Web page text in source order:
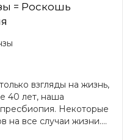
= Роскошь
взгляды на жизнь,
40 лет, наша
Некоторые
на все случаи жизни....